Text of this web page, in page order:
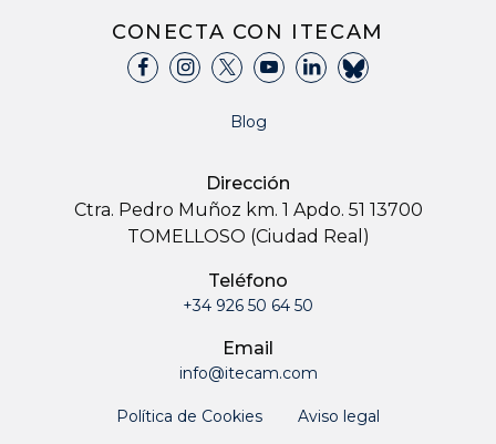
CONECTA CON ITECAM
Blog
Dirección
Ctra. Pedro Muñoz km. 1 Apdo. 51 13700
TOMELLOSO (Ciudad Real)
Teléfono
+34 926 50 64 50
Email
info@itecam.com
Política de Cookies Aviso legal